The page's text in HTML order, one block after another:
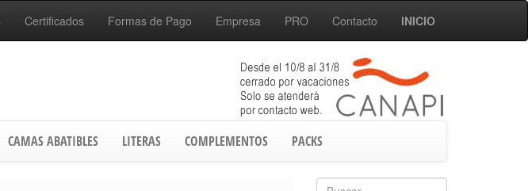
Certificados Formas de Pago Empresa PRO Contacto INICIO
CAMAS ABATIBLES LITERAS COMPLEMENTOS PACKS